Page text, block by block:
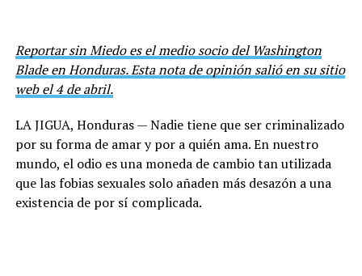
Reportar sin Miedo es el medio socio del Washington
Blade en Honduras. Esta nota de opinión salió en su sitio
web el 4 de abril.
LA JIGUA, Honduras — Nadie tiene que ser criminalizado
por su forma de amar y por a quién ama. En nuestro
mundo, el odio es una moneda de cambio tan utilizada
que las fobias sexuales solo añaden más desazón a una
existencia de por sí complicada.